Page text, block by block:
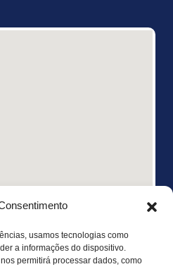
usamos tecnologias como
a informações do dispositivo.
permitirá processar dados, como